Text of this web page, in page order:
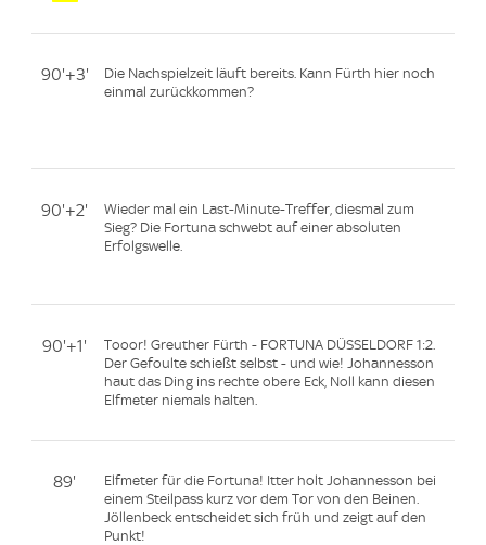
90'+3'
Die Nachspielzeit läuft bereits. Kann Fürth hier noch
einmal zurückkommen?
90'+2'
Wieder mal ein Last-Minute-Treffer, diesmal zum
Sieg? Die Fortuna schwebt auf einer absoluten
Erfolgswelle.
90'+1'
Tooor! Greuther Fürth - FORTUNA DÜSSELDORF 1:2.
Der Gefoulte schießt selbst - und wie! Johannesson
haut das Ding ins rechte obere Eck, Noll kann diesen
Elfmeter niemals halten.
89'
Elfmeter für die Fortuna! Itter holt Johannesson bei
einem Steilpass kurz vor dem Tor von den Beinen.
Jöllenbeck entscheidet sich früh und zeigt auf den
Punkt!